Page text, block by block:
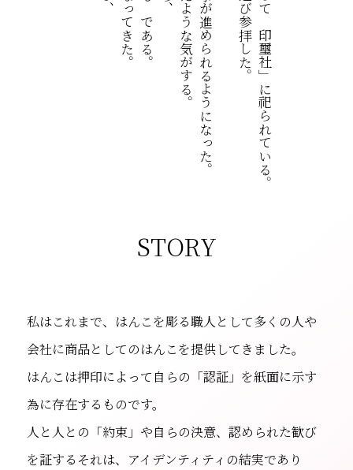
STORY
私はこれまで、はんこを彫る職人として多くの人や
会社に商品としてのはんこを提供してきました。
はんこは押印によって自らの「認証」を紙面に示す
為に存在するものです。
人と人との「約束」や自らの決意、認められた歓び
を証するそれは、アイデンティティの結実であり